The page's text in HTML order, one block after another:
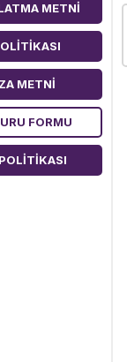
METNI
METNI
FORMU